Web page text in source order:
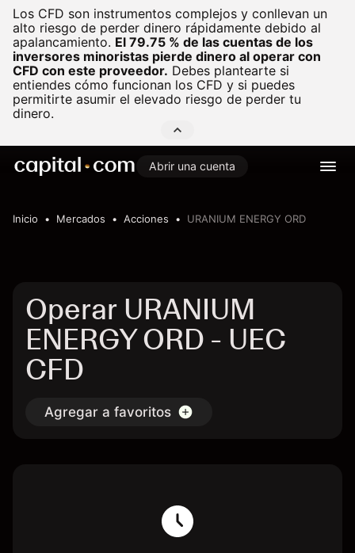
Los CFD son instrumentos complejos y conllevan un
alto riesgo de perder dinero rápidamente debido al
apalancamiento. El 79.75 % de las cuentas de los
inversores minoristas pierde dinero al operar con
CFD con este proveedor. Debes plantearte si
entiendes cómo funcionan los CFD y si puedes
permitirte asumir el elevado riesgo de perder tu
dinero.
Abrir una cuenta
Inicio Mercados Acciones URANIUM ENERGY ORD
Operar URANIUM
ENERGY ORD - UEC
CFD
Agregar a favoritos